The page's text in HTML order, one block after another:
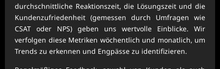
durchschnittliche Reaktionszeit, die Lösungszeit und die
Kundenzufriedenheit (gemessen durch Umfragen wie
CSAT oder NPS) geben uns wertvolle Einblicke. Wir
verfolgen diese Metriken wöchentlich und monatlich, um
Trends zu erkennen und Engpässe zu identifizieren.